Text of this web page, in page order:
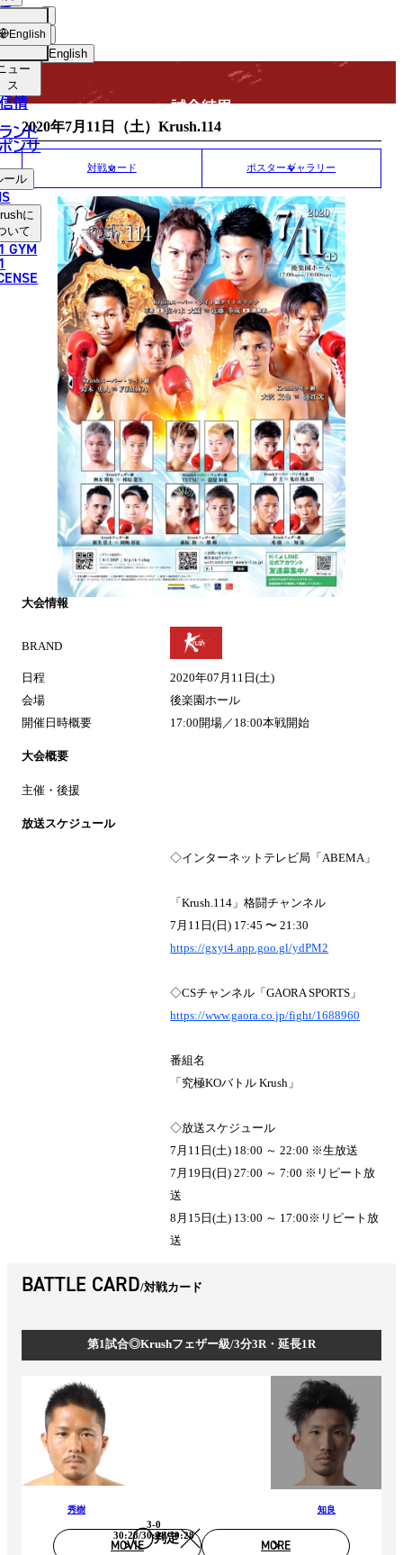
English
한국어
中文（繁體）
ไทย
العربية
ョッ
プ
ュー
ス
情
ンド
ンサ
ール
に
いて
GYM
English MATCH RESULT
試合結果
2020年7月11日（土）Krush.114
対戦カード ポスターギャラリー
大会情報
BRAND
日程
2020年07月11日(土)
会場
後楽園ホール
開催日時概要
17:00開場／18:00本戦開始
大会概要
主催・後援
放送スケジュール
◇インターネットテレビ局「ABEMA」
「Krush.114」格闘チャンネル
7月11日(日) 17:45 〜 21:30
https://gxyt4.app.goo.gl/ydPM2
◇CSチャンネル「GAORA SPORTS」
https://www.gaora.co.jp/fight/1688960
番組名
「究極KOバトル Krush」
◇放送スケジュール
7月11日(土) 18:00 ～ 22:00 ※生放送
7月19日(日) 27:00 ～ 7:00 ※リピート放
送
8月15日(土) 13:00 ～ 17:00※リピート放
送
BATTLE CARD 対戦カード
第1試合◎Krushフェザー級/3分3R・延長1R
秀樹
判定
3-0
30:28/30:28/30:28
知良
MOVIE MORE